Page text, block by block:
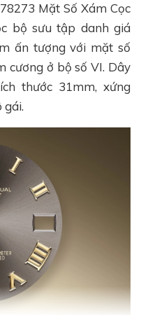
Mặt Số Xám Cọc
bộ sưu tập danh giá
ấn tượng với mặt số
cương ở bộ số VI. Dây
thước 31mm, xứng
gái.